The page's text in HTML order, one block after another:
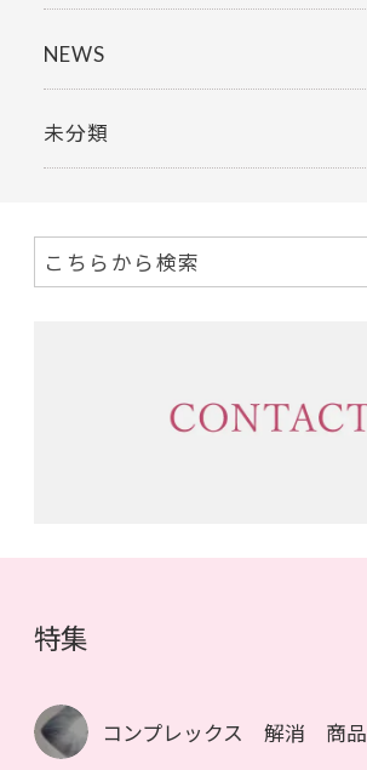
NEWS
未分類
特集
コンプレックス 解消 商品